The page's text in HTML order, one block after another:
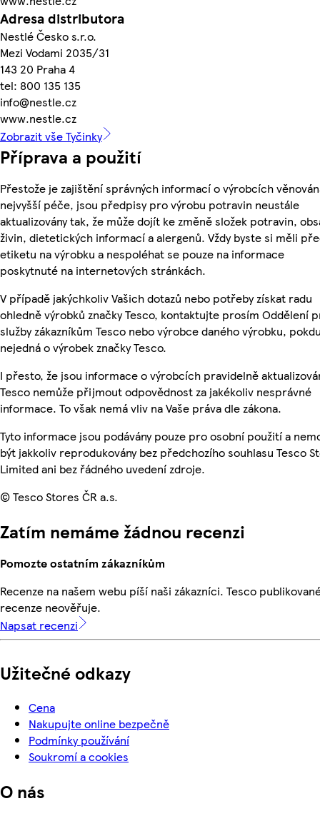
Adresa distributora
Nestlé Česko s.r.o.
Mezi Vodami 2035/31
143 20 Praha 4
tel: 800 135 135
info@nestle.cz
www.nestle.cz
Zobrazit vše Tyčinky
Příprava a použití
Přestože je zajištění správných informací o výrobcích
nejvyšší péče, jsou předpisy pro výrobu potravin neustále
aktualizovány tak, že může dojít ke změně složek potravin,
živin, dietetických informací a alergenů. Vždy byste si měli
etiketu na výrobku a nespoléhat se pouze na informace
poskytnuté na internetových stránkách.
V případě jakýchkoliv Vašich dotazů nebo potřeby získat radu
ohledně výrobků značky Tesco, kontaktujte prosím Oddělení
služby zákazníkům Tesco nebo výrobce daného výrobku,
nejedná o výrobek značky Tesco.
I přesto, že jsou informace o výrobcích pravidelně
Tesco nemůže přijmout odpovědnost za jakékoliv nesprávné
informace. To však nemá vliv na Vaše práva dle zákona.
Tyto informace jsou podávány pouze pro osobní použití a
být jakkoliv reprodukovány bez předchozího souhlasu Tesco
Limited ani bez řádného uvedení zdroje.
© Tesco Stores ČR a.s.
Zatím nemáme žádnou recenzi
Pomozte ostatním zákazníkům
Recenze na našem webu píší naši zákazníci. Tesco
recenze neověřuje.
Napsat recenzi
Užitečné odkazy
Cena
Nakupujte online bezpečně
Podmínky používání
Soukromí a cookies
O nás